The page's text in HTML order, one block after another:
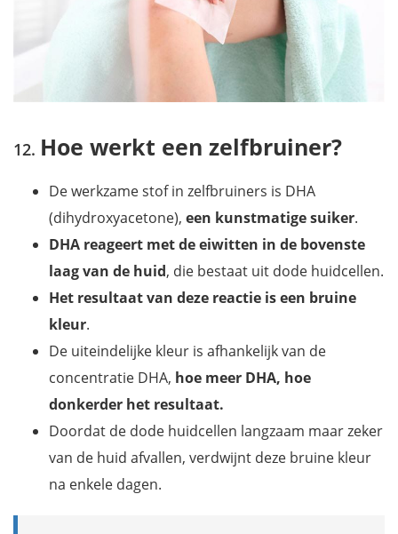
Hoe werkt een zelfbruiner?
De werkzame stof in zelfbruiners is DHA
(dihydroxyacetone), een kunstmatige suiker.
DHA reageert met de eiwitten in de bovenste
laag van de huid, die bestaat uit dode huidcellen.
Het resultaat van deze reactie is een bruine
kleur.
De uiteindelijke kleur is afhankelijk van de
concentratie DHA, hoe meer DHA, hoe
donkerder het resultaat.
Doordat de dode huidcellen langzaam maar zeker
van de huid afvallen, verdwijnt deze bruine kleur
na enkele dagen.